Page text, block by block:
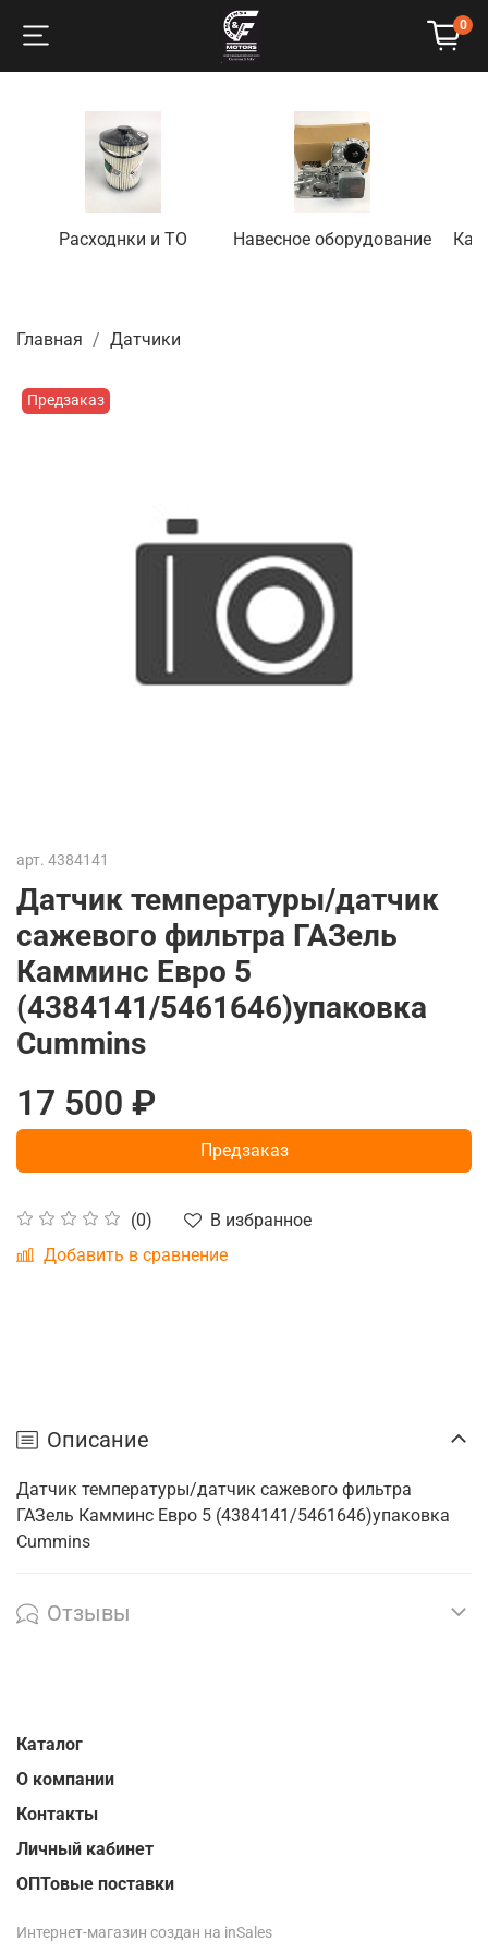
0
Расходнки и ТО Навесное оборудование
Главная Датчики
Предзаказ
арт. 4384141
Датчик температуры/датчик
сажевого фильтра ГАЗель
Камминс Евро 5
(4384141/5461646)упаковка
Cummins
(0)
В избранное
Добавить в сравнение
17 500 ₽
Предзаказ
Описание
Датчик температуры/датчик сажевого фильтра
ГАЗель Камминс Евро 5 (4384141/5461646)упаковка
Cummins
Отзывы
Каталог
О компании
Контакты
Личный кабинет
ОПТовые поставки
Интернет-магазин создан на inSales